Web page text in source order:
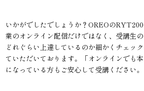
いかがでしたでしょうか？OREOの
業のオンライン配信だけではなく、受講生
どれぐらい上達しているのか細かくチェッ
ていただいております。「オンラインでも
になっている方もご安心して受講ください。